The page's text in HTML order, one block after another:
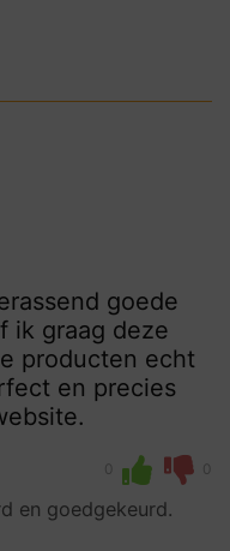
goede
ik graag deze
producten echt
en precies
0 0
en goedgekeurd.